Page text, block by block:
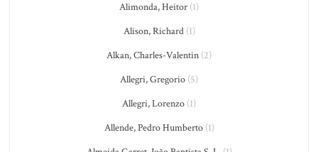
Alimonda, Heitor (1)
Alison, Richard(1)
Alkan, Charles-Valentin (2)
Allegri, Gregorio (5)
Allegri, Lorenzo (1)
Allende, Pedro Humberto(1)